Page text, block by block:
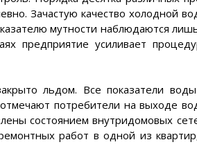
Зачастую качество холодной
мутности наблюдаются
предприятие усиливает
льдом. Все показатели
потребители на выходе
состоянием внутридомовых
работ в одной из